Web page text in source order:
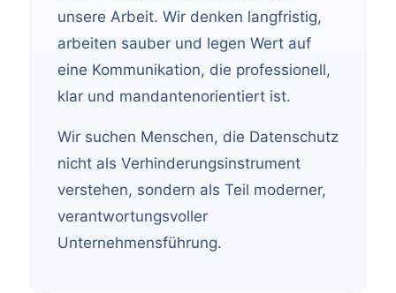
unsere Arbeit. Wir denken langfristig,
arbeiten sauber und legen Wert auf
eine Kommunikation, die professionell,
klar und mandantenorientiert ist.
Wir suchen Menschen, die Datenschutz
nicht als Verhinderungsinstrument
verstehen, sondern als Teil moderner,
verantwortungsvoller
Unternehmensführung.